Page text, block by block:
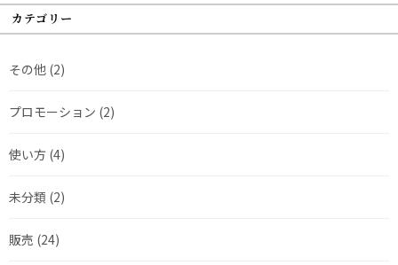
カテゴリー
その他 (2)
プロモーション (2)
使い方 (4)
未分類 (2)
販売 (24)